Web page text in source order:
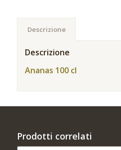
Descrizione
Descrizione
Ananas 100 cl
Prodotti correlati